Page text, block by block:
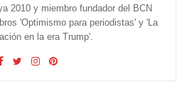
2010 y miembro fundador del BCN
'Optimismo para periodistas' y 'La
en la era Trump'.